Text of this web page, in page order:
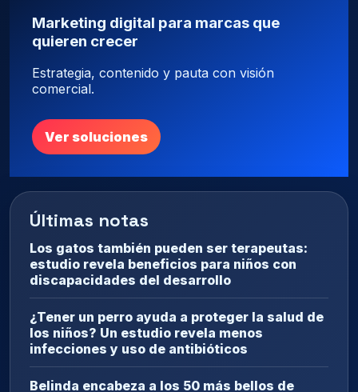
Marketing digital para marcas que
quieren crecer
Estrategia, contenido y pauta con visión
comercial.
Ver soluciones
Últimas notas
Los gatos también pueden ser terapeutas:
estudio revela beneficios para niños con
discapacidades del desarrollo
¿Tener un perro ayuda a proteger la salud de
los niños? Un estudio revela menos
infecciones y uso de antibióticos
Belinda encabeza a los 50 más bellos de